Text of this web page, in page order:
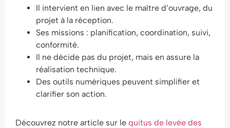
Il intervient en lien avec le maître d’ouvrage, du
projet à la réception.
Ses missions : planification, coordination, suivi,
conformité.
Il ne décide pas du projet, mais en assure la
réalisation technique.
Des outils numériques peuvent simplifier et
clarifier son action.
Découvrez notre article sur le quitus de levée des